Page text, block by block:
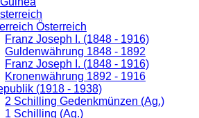
Österreich
Franz Joseph I. (1848 - 1916)
Guldenwährung 1848 - 1892
Franz Joseph I. (1848 - 1916)
Kronenwährung 1892 - 1916
(1918 - 1938)
2 Schilling Gedenkmünzen (Ag.)
1 Schilling (Ag.)